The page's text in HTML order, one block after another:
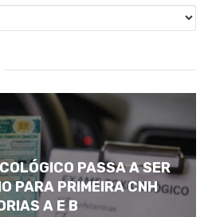
PASSA A SER
PARA PRIMEIRA CNH
A E B